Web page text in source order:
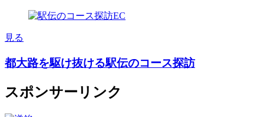
見る
都大路を駆け抜ける駅伝のコース探訪
スポンサーリンク